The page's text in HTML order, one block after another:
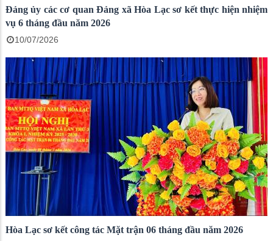
Đảng ủy các cơ quan Đảng xã Hòa Lạc sơ kết thực hiện nhiệm
vụ 6 tháng đầu năm 2026
10/07/2026
Hòa Lạc sơ kết công tác Mặt trận 06 tháng đầu năm 2026